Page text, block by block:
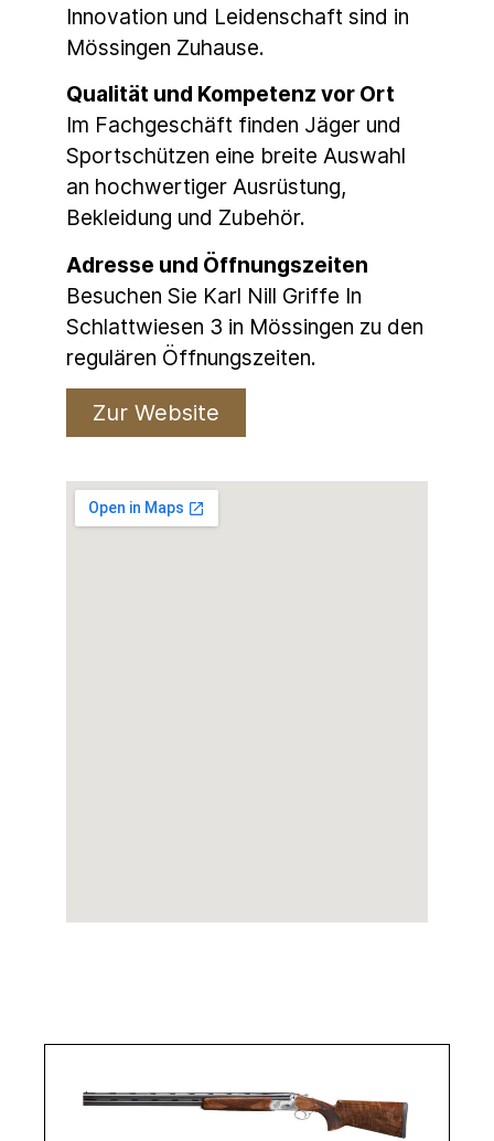
Innovation und Leidenschaft sind in
Mössingen Zuhause.
Qualität und Kompetenz vor Ort
Im Fachgeschäft finden Jäger und
Sportschützen eine breite Auswahl
an hochwertiger Ausrüstung,
Bekleidung und Zubehör.
Adresse und Öffnungszeiten
Besuchen Sie Karl Nill Griffe In
Schlattwiesen 3 in Mössingen zu den
regulären Öffnungszeiten.
Zur Website